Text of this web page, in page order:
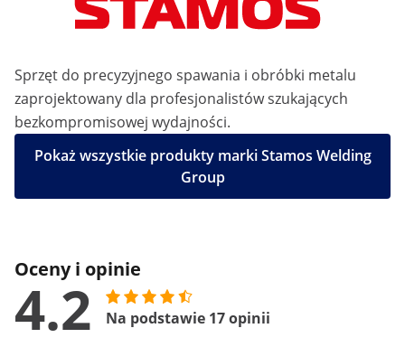
Sprzęt do precyzyjnego spawania i obróbki metalu
zaprojektowany dla profesjonalistów szukających
bezkompromisowej wydajności.
Pokaż wszystkie produkty marki Stamos Welding
Group
Oceny i opinie
4.2 Na podstawie 17 opinii